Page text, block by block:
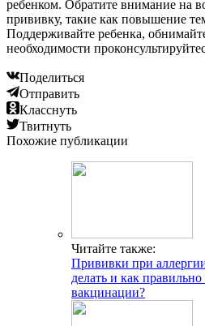
ребенком. Обратите внимание на
прививку, такие как повышение
Поддерживайте ребенка,
необходимости
Поделиться
Отправить
Класснуть
Твитнуть
Похожие публикации
Читайте также:
Прививки при
делать и как
вакцинации?